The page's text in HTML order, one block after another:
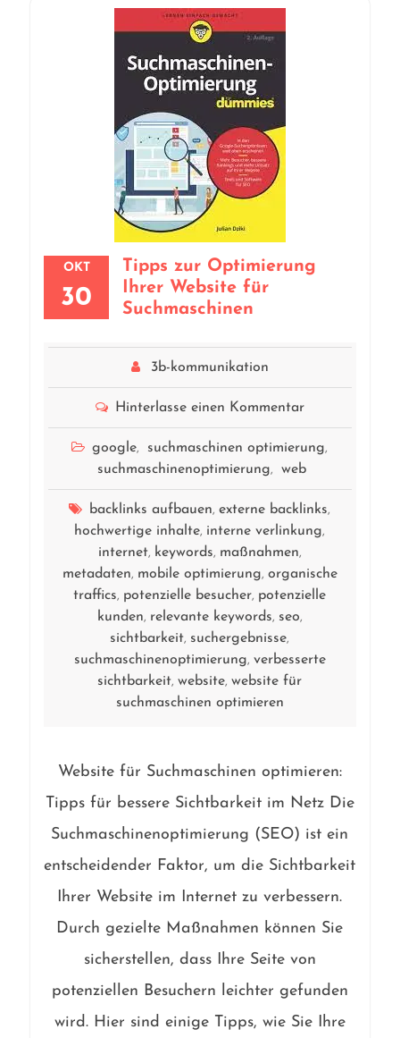
OKT
30
Tipps zur Optimierung
Ihrer Website für
Suchmaschinen
3b-kommunikation
Hinterlasse einen Kommentar
google, suchmaschinen optimierung,
suchmaschinenoptimierung, web
backlinks aufbauen,externe backlinks,
hochwertige inhalte, interne verlinkung,
internet, keywords, maßnahmen,
metadaten, mobile optimierung, organische
traffics, potenzielle besucher, potenzielle
kunden, relevante keywords, seo,
sichtbarkeit, suchergebnisse,
suchmaschinenoptimierung, verbesserte
sichtbarkeit,website,website für
suchmaschinen optimieren
Website für Suchmaschinen optimieren:
Tipps für bessere Sichtbarkeit im Netz Die
Suchmaschinenoptimierung (SEO) ist ein
entscheidender Faktor, um die Sichtbarkeit
Ihrer Website im Internet zu verbessern.
Durch gezielte Maßnahmen können Sie
sicherstellen, dass Ihre Seite von
potenziellen Besuchern leichter gefunden
wird. Hier sind einige Tipps, wie Sie Ihre